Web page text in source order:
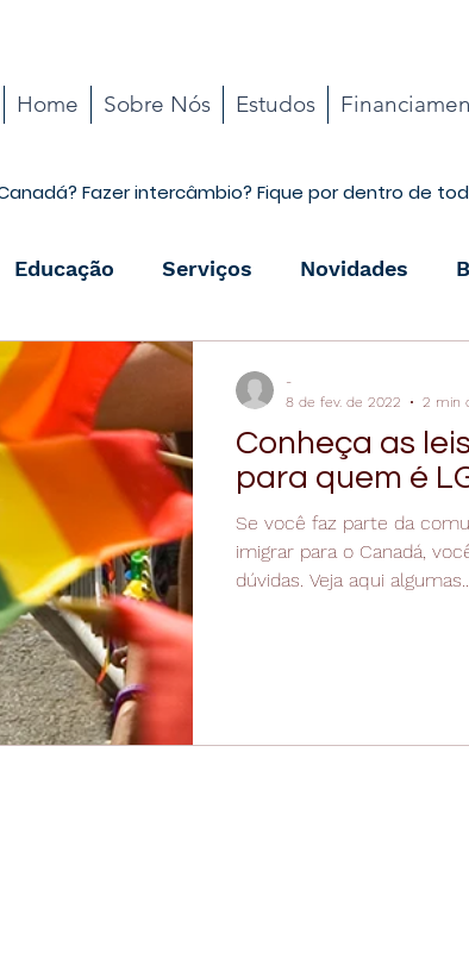
Home Sobre Nós Estudos
Fazer intercâmbio? Fique por dentro de
Educação Serviços Novidades
Conheça as
para quem é
Se você faz parte da
imigrar para o Canadá,
dúvidas. Veja aqui
-
8 de fev. de 2022
2 min